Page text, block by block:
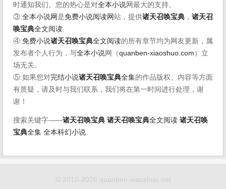
时通知我们。您的热心是对全本小说网最大的支持。
③:全本小说网是免费小说阅读网站，提供诸天召唤宝典 ， 诸天召
唤宝典全文阅读
④:免费小说诸天召唤宝典全文阅读的所有章节均为网友更新，属
发布者个人行为，与全本小说网（quanben-xiaoshuo.com ）立
场无关。
⑤:如果您对完结小说诸天召唤宝典全集的作品版权、内容等方面
有质疑，请及时与我们联系，我们将在第一时间进行处理，谢
谢！
搜索关键字——诸天召唤宝典 诸天召唤宝典全文阅读 诸天召唤
宝典全集 全本科幻小说
© 2010-2026 quanben-xiaoshuo.net